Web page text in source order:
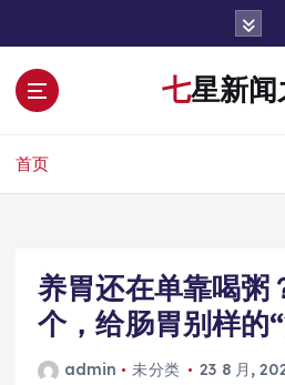
七星新
首页
养胃还在单靠喝粥
个，给肠胃别样的
admin 未分类 23 8 月,